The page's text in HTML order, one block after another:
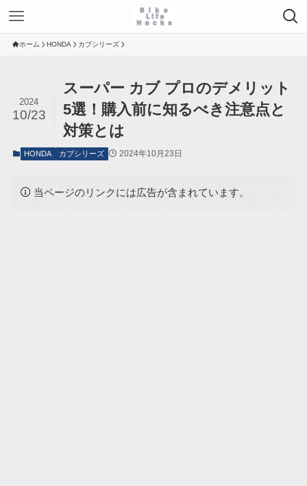
ホーム HONDA カブシリーズ
スーパー カブ プロのデメリット
5選！購入前に知るべき注意点と
対策とは
2024
10/23
HONDA カブシリーズ 2024年10月23日
当ページのリンクには広告が含まれています。